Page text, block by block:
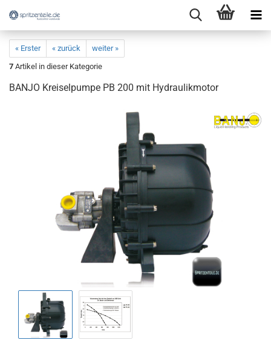
« Erster « zurück
weiter »
7 Artikel in dieser Kategorie
BANJO Kreiselpumpe PB 200 mit Hydraulikmotor